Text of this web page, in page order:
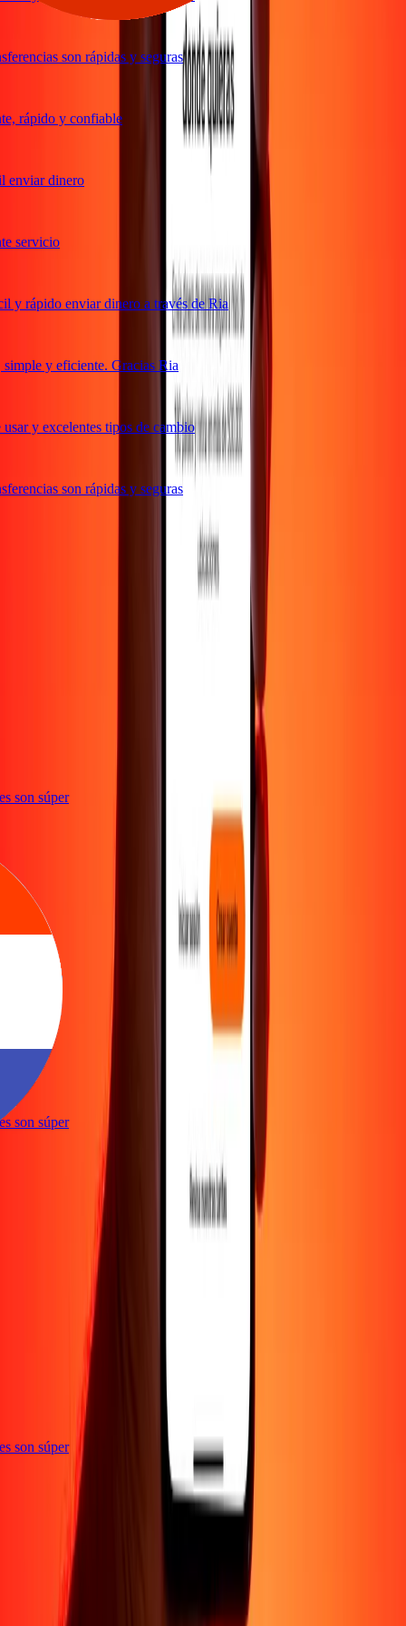
son rápidas y seguras
rápido y confiable
dinero
servicio
rápido enviar dinero a través de Ria
y eficiente. Gracias Ria
y excelentes tipos de cambio
son rápidas y seguras
son súper
son súper
son súper
Blog Corporativo